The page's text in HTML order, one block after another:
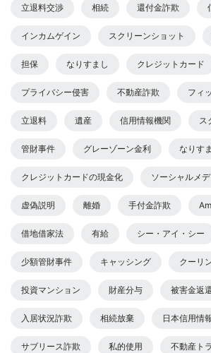
立退料交渉 相続 還付金詐欺
インカムゲイン スクリーンショット
担保 なりすまし クレジットカード
プライバシー侵害 不動産詐欺 フィ
立退料 遺産 信用情報機関 ス
管財事件 グレーゾーン金利 なりす
クレジットカードの現金化 ソーシャルメ
虚偽説明 離婚 手付金詐欺
借地借家法 有給 シー・アイ・シー
少額管財事件 キャッシング クーリ
投資マンション 財産分与 被害金返
入居状況詐欺 相続放棄 日本信用情
サブリース詐欺 私的使用 不動産ト